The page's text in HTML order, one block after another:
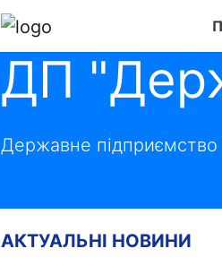
ДП
Державне підприємство
АКТУАЛЬНІ НОВИНИ
06.08.2026
КУРС «КОД-95»: